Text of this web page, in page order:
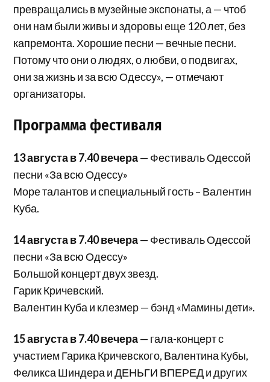
превращались в музейные экспонаты, а — чтоб
они нам были живы и здоровы еще 120 лет, без
капремонта. Хорошие песни — вечные песни.
Потому что они о людях, о любви, о подвигах,
они за жизнь и за всю Одессу», — отмечают
организаторы.
Программа фестиваля
13 августа в 7.40 вечера— Фестиваль Одессой
песни «За всю Одессу»
Море талантов и специальный гость – Валентин
Куба.
14 августа в 7.40 вечера— Фестиваль Одессой
песни «За всю Одессу»
Большой концерт двух звезд.
Гарик Кричевский.
Валентин Куба и клезмер — бэнд «Мамины дети».
15 августа в 7.40 вечера— гала-концерт с
участием Гарика Кричевского, Валентина Кубы,
Феликса Шиндера и ДЕНЬГИ ВПЕРЕД и других